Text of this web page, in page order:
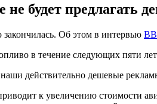
будет предлагать
закончилась. Об этом в интервью
в течение следующих пяти
действительно дешевые
к увеличению стоимости